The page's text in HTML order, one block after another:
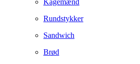
Kagemænd
Rundstykker
Sandwich
Brød